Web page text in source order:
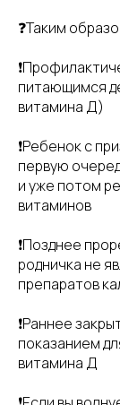
❓Таким
питающимся
витамина Д)
❗️Ребенок с
первую
и уже потом
витаминов
❗️Позднее
родничка не
препаратов
❗️Раннее
показанием
витамина Д